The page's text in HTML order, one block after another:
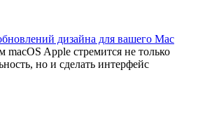
дизайна для вашего Mac
Apple стремится не только
но и сделать интерфейс